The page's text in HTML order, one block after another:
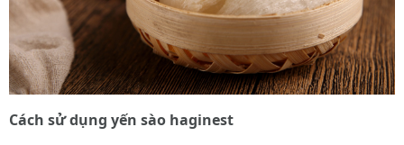
Cách sử dụng yến sào haginest